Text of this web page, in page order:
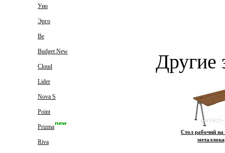
Уно
Эрго
Be
Budget New
Cloud
Lider
Nova S
Point
Prizma
Riva
Другие
Стол рабочий